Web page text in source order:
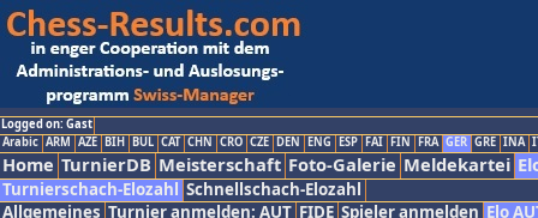
Logged on: Gast
Arabic ARM AZE BIH BUL CAT CHN CRO CZE DEN ENG ESP FAI FIN FRA GER GRE INA
Home TurnierDB Meisterschaft Foto-Galerie Meldekartei
Turnierschach-Elozahl Schnellschach-Elozahl
Allgemeines Turnier anmelden: AUT FIDE Spieler anmelden Elo